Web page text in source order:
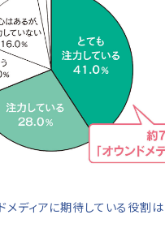
メディアに期待している役割